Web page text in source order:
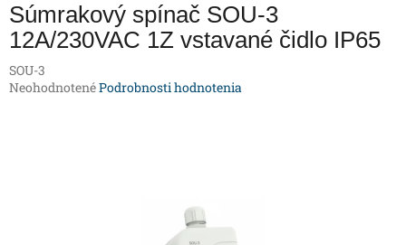
Súmrakový spínač SOU-3
12A/230VAC 1Z vstavané čidlo IP65
SOU-3
Priemerné
NeohodnotenéPodrobnosti hodnotenia